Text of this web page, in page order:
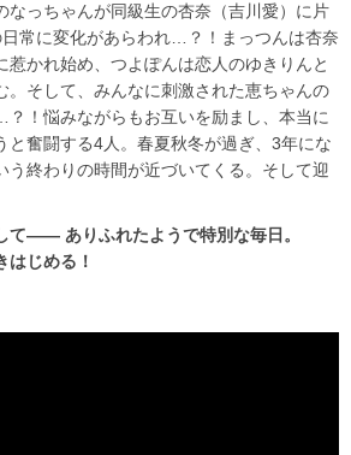
なっちゃんが同級生の杏奈（吉川愛）に片
日常に変化があらわれ…？！ まっつんは杏奈
惹かれ始め、つよぽんは恋人のゆきりんと
。そして、みんなに刺激された恵ちゃんの
！悩みながらもお互いを励まし、本当に
と奮闘する4人。春夏秋冬が過ぎ、3年にな
う終わりの時間が近づいてくる。そして迎
て―― ありふれたようで特別な毎日。
はじめる！